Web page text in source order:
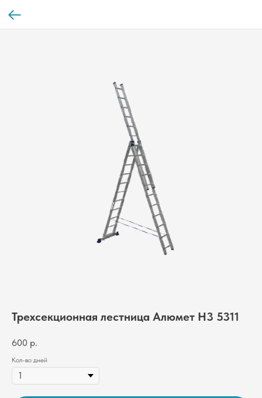
Трехсекционная лестница Алюмет H3 5311
600 р.
Кол-во дней